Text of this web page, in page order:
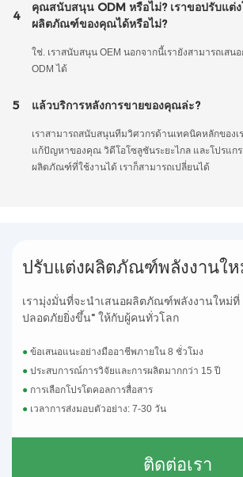
4
คุณสนับสนุน ODM หรือไม่? เราขอปรับแต่
ผลิตภัณฑ์ของคุณได้หรือไม่?
ใช่. เราสนับสนุน OEM นอกจากนี้เรายังสามารถเส
ODM ได้
5 แล้วบริการหลังการขายของคุณล่ะ?
เราสามารถสนับสนุนทีมวิศวกรด้านเทคนิคหลักของเ
แก้ปัญหาของคุณ วิดีโอโซลูชันระยะไกล และโปรแก
ผลิตภัณฑ์ที่ใช้งานได้ เราก็สามารถเปลี่ยนได้
ปรับแต่งผลิตภัณฑ์พลังงานใ
เรามุ่งมั่นที่จะนำเสนอผลิตภัณฑ์พลังงานใหม่
ปลอดภัยยิ่งขึ้น" ให้กับผู้คนทั่วโลก
●ข้อเสนอแนะอย่างมืออาชีพภายใน 8 ชั่วโมง
●ประสบการณ์การวิจัยและการผลิตมากกว่า 15 ปี
● การเลือกโปรโตคอลการสื่อสาร
● เวลาการส่งมอบตัวอย่าง: 7-30 วัน
ติดต่อเรา